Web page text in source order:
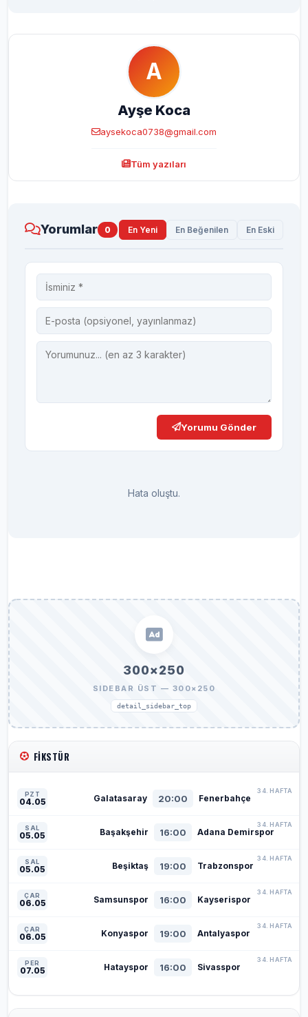
A
Ayşe Koca
aysekoca0738@gmail.com
Tüm yazıları
Yorumlar 0 En Yeni En Beğenilen En Eski
Yorumu Gönder
Hata oluştu.
300×250
SIDEBAR ÜST — 300×250
detail_sidebar_top
FIKSTÜR
PZT
04.05 Galatasaray 20:00 Fenerbahçe
34. HAFTA
SAL
05.05 Başakşehir 16:00 Adana Demirspor
34. HAFTA
SAL
05.05 Beşiktaş 19:00 Trabzonspor
34. HAFTA
ÇAR
06.05 Samsunspor 16:00 Kayserispor
34. HAFTA
ÇAR
06.05 Konyaspor 19:00 Antalyaspor
34. HAFTA
PER
07.05 Hatayspor 16:00 Sivasspor
34. HAFTA